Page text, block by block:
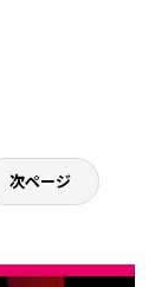
次ページ